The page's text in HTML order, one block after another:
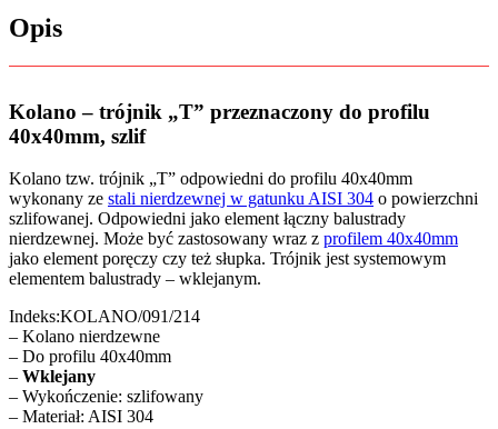
Opis
Kolano – trójnik „T” przeznaczony do profilu
40x40mm, szlif
Kolano tzw. trójnik „T” odpowiedni do profilu 40x40mm
wykonany ze stali nierdzewnej w gatunku AISI 304 o powierzchni
szlifowanej. Odpowiedni jako element łączny balustrady
nierdzewnej. Może być zastosowany wraz z profilem 40x40mm
jako element poręczy czy też słupka. Trójnik jest systemowym
elementem balustrady – wklejanym.
Indeks:KOLANO/091/214
– Kolano nierdzewne
– Do profilu 40x40mm
– Wklejany
– Wykończenie: szlifowany
– Materiał: AISI 304